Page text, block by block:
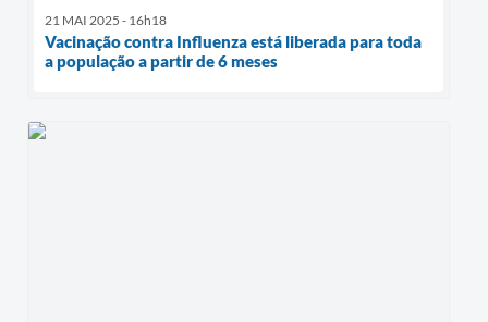
21 MAI 2025 - 16h18
Vacinação contra Influenza está liberada para toda
a população a partir de 6 meses